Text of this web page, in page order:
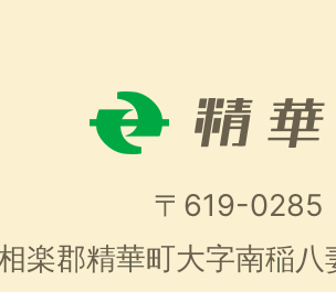
〒619-0285
楽郡精華町大字南稲